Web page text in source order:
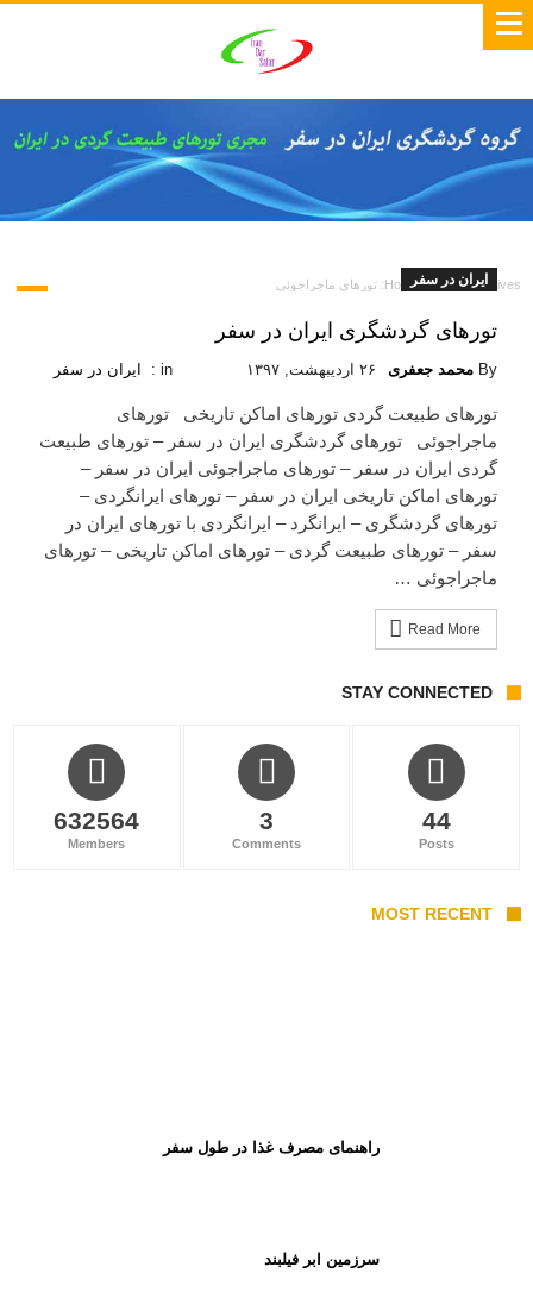
Home Tag Archives: تورهای ماجراجوئی
TAG ARCHIVES: تورهای ماجراجوئی
ایران در سفر
تورهای گردشگری ایران در سفر
By محمد جعفری ۲۶ اردیبهشت, ۱۳۹۷ in : ایران در سفر
تورهای طبیعت گردی تورهای اماکن تاریخی تورهای
ماجراجوئی تورهای گردشگری ایران در سفر – تورهای طبیعت
گردی ایران در سفر – تورهای ماجراجوئی ایران در سفر –
تورهای اماکن تاریخی ایران در سفر – تورهای ایرانگردی –
تورهای گردشگری – ایرانگرد – ایرانگردی با تورهای ایران در
سفر – تورهای طبیعت گردی – تورهای اماکن تاریخی – تورهای
ماجراجوئی …
Read More
STAY CONNECTED
44
Posts
3
Comments
632564
Members
MOST RECENT
راهنمای مصرف غذا در طول سفر
سرزمین ابر فیلبند